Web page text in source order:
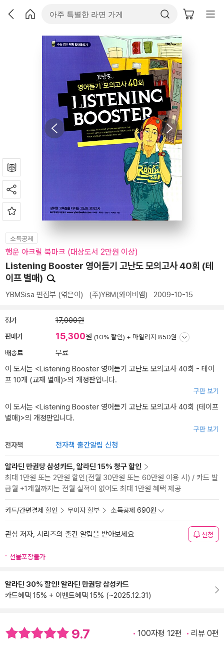
소득공제
행운 아크릴 북마크 (대상도서 2만원 이상)
Listening Booster 영어듣기 고난도 모의고사 40회 (테
이프 별매)
YBMSisa 편집부 (엮은이) (주)YBM(와이비엠) 2009-10-15
정가 17,000원
판매가 15,300원 (10% 할인) + 마일리지 850원
배송료
무료
이 도서는 <Listening Booster 영어듣기 고난도 모의고사 40회 - 테이
프 10개 (교재 별매)>의 개정판입니다.
구판 보기
이 도서는 <Listening Booster 영어듣기 고난도 모의고사 40회 (테이프
별매)>의 개정판입니다.
구판 보기
전자책 전자책 출간알림 신청
알라딘 만권당 삼성카드, 알라딘 15% 청구 할인
최대 1만원 또는 2만원 할인(전월 30만원 또는 60만원 이용 시) / 카드 발
급월 +1개월까지는 전월 실적이 없어도 최대 1만원 혜택 제공
카드/간편결제 할인 무이자 할부 소득공제 690원
관심 저자, 시리즈의 출간 알림을 받아보세요 신청
선물포장불가
알라딘 30% 할인! 알라딘 만권당 삼성카드
카드혜택 15% + 이벤트혜택 15% (~2025.12.31)
9.7 100자평 12편 리뷰 0편